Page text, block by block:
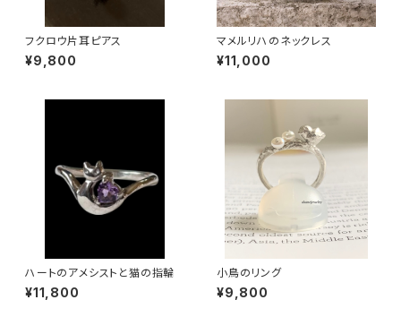
フクロウ片耳ピアス
¥9,800
マメルリハのネックレス
¥11,000
ハートのアメシストと猫の指輪
¥11,800
小鳥のリング
¥9,800